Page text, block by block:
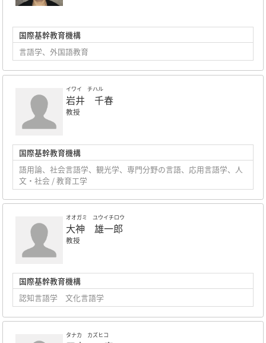
国際基幹教育機構
言語学、外国語教育
イワイ チハル
岩井 千春
教授
国際基幹教育機構
語用論、社会言語学、観光学、専門分野の言語、応用言語学、人
文・社会 / 教育工学
オオガミ ユウイチロウ
大神 雄一郎
教授
国際基幹教育機構
認知言語学 文化言語学
タナカ カズヒコ